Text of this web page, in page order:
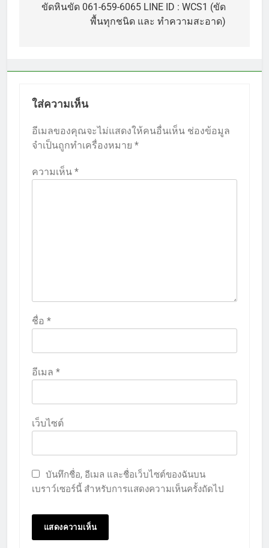
เรื่อง
ขัดหินขัด 061-659-6065 LINE ID : WCS1 (ขัด
พื้นทุกชนิด และ ทำความสะอาด)
ใส่ความเห็น
อีเมลของคุณจะไม่แสดงให้คนอื่นเห็น ช่องข้อมูล
จำเป็นถูกทำเครื่องหมาย *
ความเห็น *
ชื่อ *
อีเมล *
เว็บไซต์
บันทึกชื่อ, อีเมล และชื่อเว็บไซต์ของฉันบน
เบราว์เซอร์นี้ สำหรับการแสดงความเห็นครั้งถัดไป